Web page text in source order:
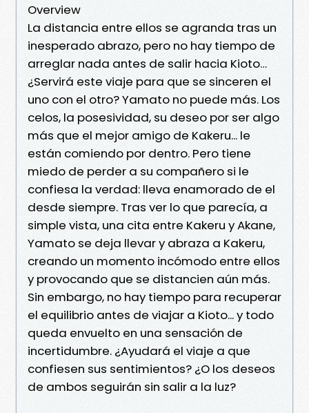
Overview
La distancia entre ellos se agranda tras un
inesperado abrazo, pero no hay tiempo de
arreglar nada antes de salir hacia Kioto…
¿Servirá este viaje para que se sinceren el
uno con el otro? Yamato no puede más. Los
celos, la posesividad, su deseo por ser algo
más que el mejor amigo de Kakeru... le
están comiendo por dentro. Pero tiene
miedo de perder a su compañero si le
confiesa la verdad: lleva enamorado de el
desde siempre. Tras ver lo que parecía, a
simple vista, una cita entre Kakeru y Akane,
Yamato se deja llevar y abraza a Kakeru,
creando un momento incómodo entre ellos
y provocando que se distancien aún más.
Sin embargo, no hay tiempo para recuperar
el equilibrio antes de viajar a Kioto... y todo
queda envuelto en una sensación de
incertidumbre. ¿Ayudará el viaje a que
confiesen sus sentimientos? ¿O los deseos
de ambos seguirán sin salir a la luz?